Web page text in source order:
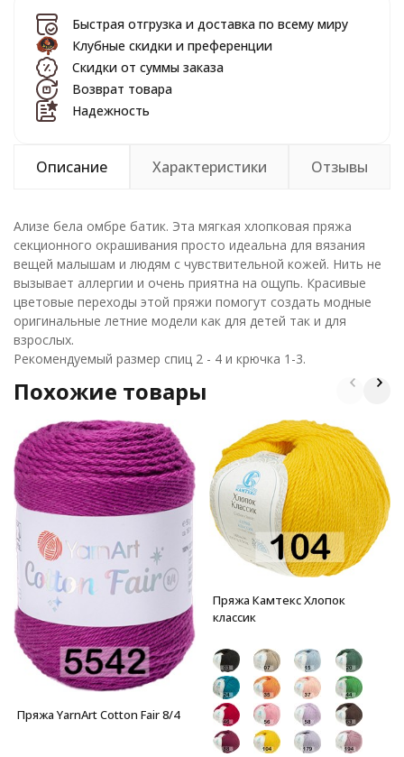
Быстрая отгрузка и доставка по всему миру
Клубные скидки и преференции
Скидки от суммы заказа
Возврат товара
Надежность
Описание Характеристики Отзывы
Ализе бела омбре батик. Эта мягкая хлопковая пряжа
секционного окрашивания просто идеальна для вязания
вещей малышам и людям с чувствительной кожей. Нить не
вызывает аллергии и очень приятна на ощупь. Красивые
цветовые переходы этой пряжи помогут создать модные
оригинальные летние модели как для детей так и для
взрослых.
Рекомендуемый размер спиц 2 - 4 и крючка 1-3.
Похожие товары
Пряжа YarnArt Cotton Fair 8/4
Пряжа Камтекс Хлопок
классик